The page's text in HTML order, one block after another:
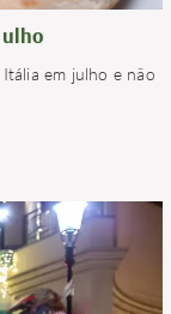
em julho e não